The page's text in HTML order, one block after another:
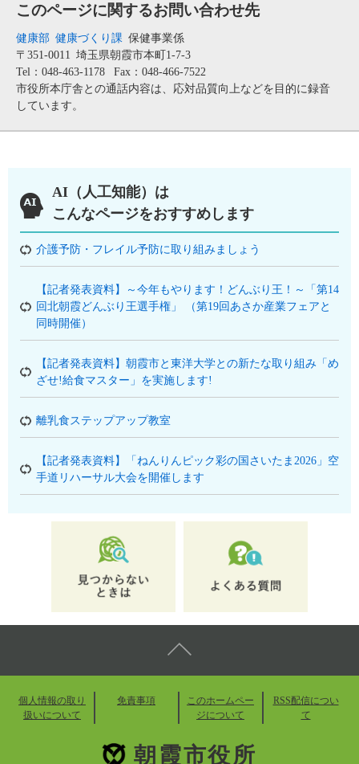
このページに関するお問い合わせ先
健康部 健康づくり課 保健事業係
〒351-0011
埼玉県朝霞市本町1-7-3
Tel：048-463-1178
Fax：048-466-7522
市役所本庁舎との通話内容は、応対品質向上などを目的に録音
しています。
AI（人工知能）は
こんなページをおすすめします
介護予防・フレイル予防に取り組みましょう
【記者発表資料】～今年もやります！どんぶり王！～「第14
回北朝霞どんぶり王選手権」 （第19回あさか産業フェアと
同時開催）
【記者発表資料】朝霞市と東洋大学との新たな取り組み「め
ざせ!給食マスター」を実施します!
離乳食ステップアップ教室
【記者発表資料】「ねんりんピック彩の国さいたま2026」空
手道リハーサル大会を開催します
個人情報の取り
扱いについて
免責事項
このホームペー
ジについて
RSS配信につい
て
朝霞市役所